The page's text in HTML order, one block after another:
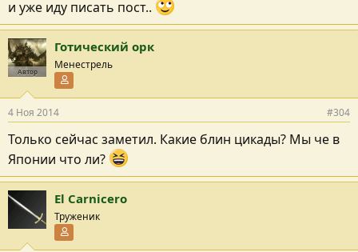
и уже иду писать пост..
Автор
Готический орк
Менестрель
4 Ноя 2014 #304
Только сейчас заметил. Какие блин цикады? Мы че в
Японии что ли?
El Carnicero
Труженик